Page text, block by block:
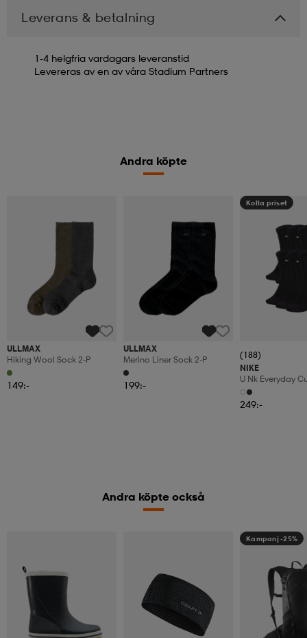
Leverans & betalning
1-4 helgfria vardagars leveranstid
Levereras av en av våra Stadium Partners
Andra köpte
ULLMAX
Hiking Wool Sock 2-P
149:-
ULLMAX
Merino Liner Sock 2-P
199:-
Kolla priset
(188)
NIKE
U Nk Everyday
6pr-Bd
249:-
Andra köpte också
Kampanj -25%